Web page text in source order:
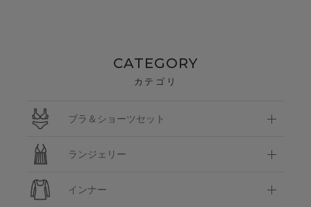
CATEGORY
カテゴリ
ブラ＆ショーツセット
ランジェリー
インナー